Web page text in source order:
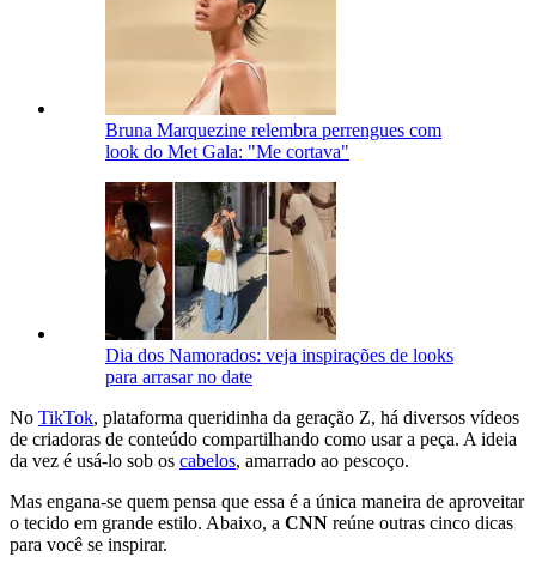
Bruna Marquezine relembra perrengues com
look do Met Gala: "Me cortava"
Dia dos Namorados: veja inspirações de looks
para arrasar no date
No TikTok, plataforma queridinha da geração Z, há diversos vídeos
de criadoras de conteúdo compartilhando como usar a peça. A ideia
da vez é usá-lo sob os cabelos, amarrado ao pescoço.
Mas engana-se quem pensa que essa é a única maneira de aproveitar
o tecido em grande estilo. Abaixo, a CNN reúne outras cinco dicas
para você se inspirar.